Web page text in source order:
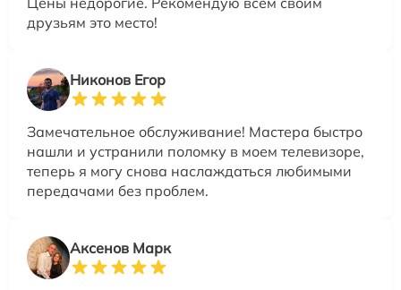
друзьям это место!
Никонов Егор
Замечательное обслуживание! Мастера быстро
нашли и устранили поломку в моем телевизоре,
теперь я могу снова наслаждаться любимыми
передачами без проблем.
Аксенов Марк